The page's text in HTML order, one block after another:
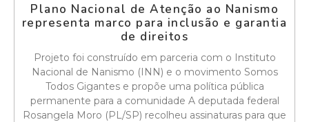
Plano Nacional de Atenção ao Nanismo
representa marco para inclusão e garantia
de direitos
Projeto foi construído em parceria com o Instituto
Nacional de Nanismo (INN) e o movimento Somos
Todos Gigantes e propõe uma política pública
permanente para a comunidade A deputada federal
Rosangela Moro (PL/SP) recolheu assinaturas para que